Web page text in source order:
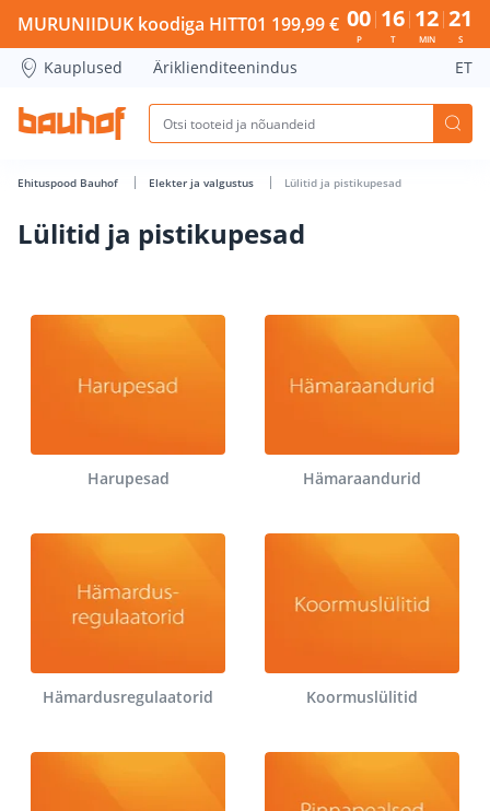
Lülitid ja pistikupesad - Bauhof has loaded
MURUNIIDUK koodiga HITT01 199,99 € 00
P
16
T
12
MIN
21
S
Kauplused Äriklienditeenindus ET
Ehituspood Bauhof Elekter ja valgustus Lülitid ja pistikupesad
Lülitid ja pistikupesad
Harupesad Hämaraandurid
Hämardusregulaatorid Koormuslülitid